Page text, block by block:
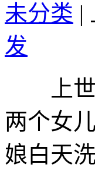
未分类 |
发
上世
两个女
娘白天